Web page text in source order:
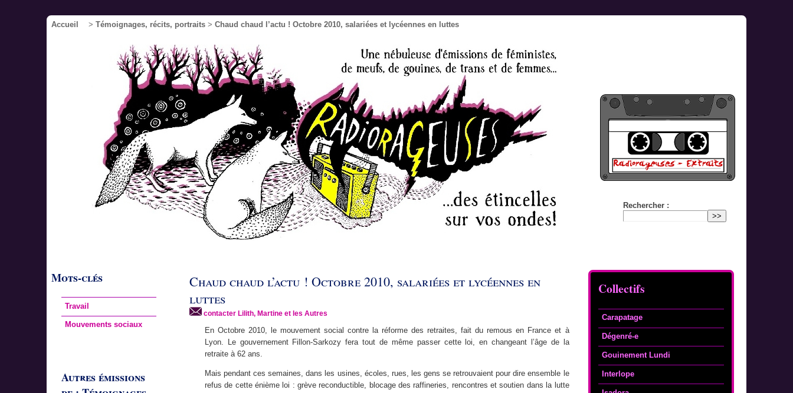
Accueil > Témoignages, récits, portraits > Chaud chaud l’actu ! Octobre 2010, salariées et lycéennes en luttes
Rechercher :
Collectifs
Carapatage
Dégenré-e
Gouinement Lundi
Interlope
Mots-clés
Travail
Mouvements sociaux
Autres émissions
Chaud chaud l’actu ! Octobre 2010, salariées et lycéennes en
luttes
contacter Lilith, Martine et les Autres
En Octobre 2010, le mouvement social contre la réforme des retraites, fait du remous en France et à
Lyon. Le gouvernement Fillon-Sarkozy fera tout de même passer cette loi, en changeant l’âge de la
retraite à 62 ans.
Mais pendant ces semaines, dans les usines, écoles, rues, les gens se retrouvaient pour dire ensemble le
refus de cette énième loi : grève reconductible, blocage des raffineries, rencontres et soutien dans la lutte